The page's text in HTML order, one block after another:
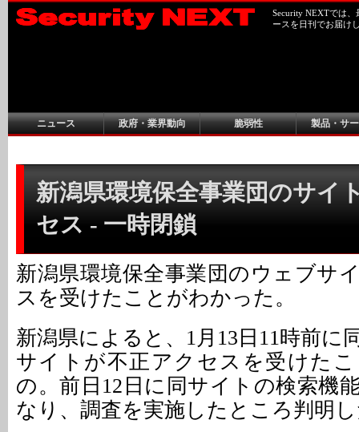
Security NEXTでは
ースを日刊でお届け
ニュース 政府・業界動向 脆弱性 製品・サ
新潟県環境保全事業団のサイ
セス - 一時閉鎖
新潟県環境保全事業団のウェブサ
スを受けたことがわかった。
新潟県によると、1月13日11時前に
サイトが不正アクセスを受けた
の。前日12日に同サイトの検索機
なり、調査を実施したところ判明